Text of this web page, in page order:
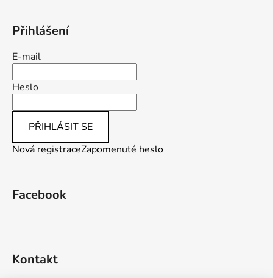
Přihlášení
E-mail
Heslo
PŘIHLÁSIT SE
Nová registraceZapomenuté heslo
Facebook
Kontakt